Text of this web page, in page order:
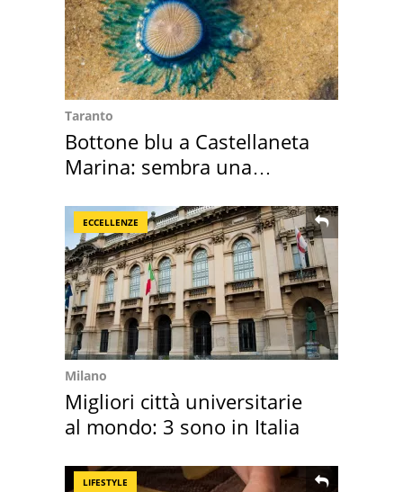
Taranto
Bottone blu a Castellaneta
Marina: sembra una
ECCELLENZE
Milano
Migliori città universitarie
al mondo: 3 sono in Italia
LIFESTYLE